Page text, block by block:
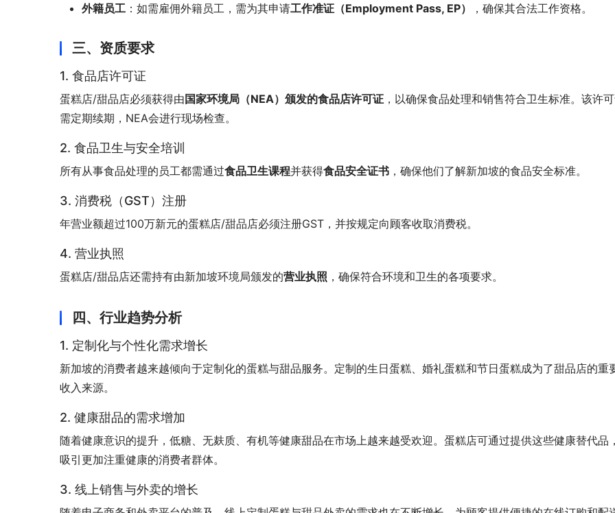
外籍员工 ：如需雇佣外籍员工，需为其申请工作准证（Employment Pass, EP） ，确保其合法工作资格。
三、资质要求
1. 食品店许可证
蛋糕店/甜品店必须获得由国家环境局（NEA）颁发的食品店许可证 ，以确保食品处理和销售符合卫生标准。该许
需定期续期，NEA会进行现场检查。
2. 食品卫生与安全培训
所有从事食品处理的员工都需通过食品卫生课程并获得食品安全证书 ，确保他们了解新加坡的食品安全标准。
3. 消费税（GST）注册
年营业额超过100万新元的蛋糕店/甜品店必须注册GST，并按规定向顾客收取消费税。
4. 营业执照
蛋糕店/甜品店还需持有由新加坡环境局颁发的营业执照 ，确保符合环境和卫生的各项要求。
四、行业趋势分析
1. 定制化与个性化需求增长
新加坡的消费者越来越倾向于定制化的蛋糕与甜品服务。定制的生日蛋糕、婚礼蛋糕和节日蛋糕成为了甜品店的重
收入来源。
2. 健康甜品的需求增加
随着健康意识的提升，低糖、无麸质、有机等健康甜品在市场上越来越受欢迎。蛋糕店可通过提供这些健康替代品
吸引更加注重健康的消费者群体。
3. 线上销售与外卖的增长